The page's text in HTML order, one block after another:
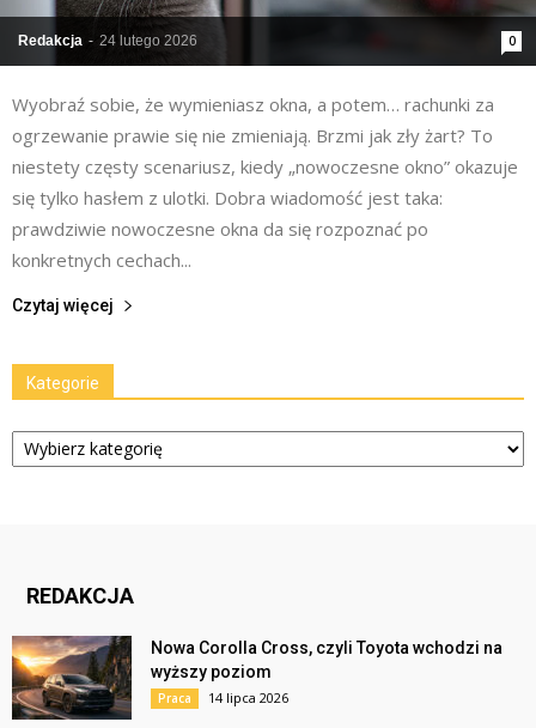
Redakcja - 24 lutego 2026 0
Wyobraź sobie, że wymieniasz okna, a potem… rachunki za
ogrzewanie prawie się nie zmieniają. Brzmi jak zły żart? To
niestety częsty scenariusz, kiedy „nowoczesne okno” okazuje
się tylko hasłem z ulotki. Dobra wiadomość jest taka:
prawdziwie nowoczesne okna da się rozpoznać po
konkretnych cechach...
Czytaj więcej
Kategorie
Kategorie
REDAKCJA
Nowa Corolla Cross, czyli Toyota wchodzi na
wyższy poziom
Praca 14 lipca 2026